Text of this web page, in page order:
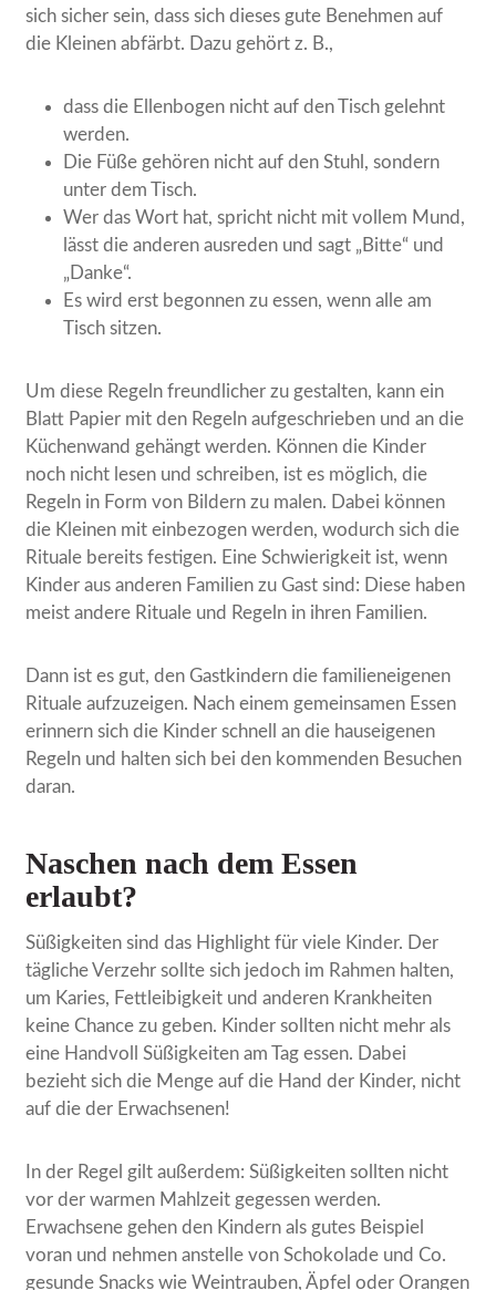
sich sicher sein, dass sich dieses gute Benehmen auf
die Kleinen abfärbt. Dazu gehört z. B.,
dass die Ellenbogen nicht auf den Tisch gelehnt
werden.
Die Füße gehören nicht auf den Stuhl, sondern
unter dem Tisch.
Wer das Wort hat, spricht nicht mit vollem Mund,
lässt die anderen ausreden und sagt „Bitte“ und
„Danke“.
Es wird erst begonnen zu essen, wenn alle am
Tisch sitzen.
Um diese Regeln freundlicher zu gestalten, kann ein
Blatt Papier mit den Regeln aufgeschrieben und an die
Küchenwand gehängt werden. Können die Kinder
noch nicht lesen und schreiben, ist es möglich, die
Regeln in Form von Bildern zu malen. Dabei können
die Kleinen mit einbezogen werden, wodurch sich die
Rituale bereits festigen. Eine Schwierigkeit ist, wenn
Kinder aus anderen Familien zu Gast sind: Diese haben
meist andere Rituale und Regeln in ihren Familien.
Dann ist es gut, den Gastkindern die familieneigenen
Rituale aufzuzeigen. Nach einem gemeinsamen Essen
erinnern sich die Kinder schnell an die hauseigenen
Regeln und halten sich bei den kommenden Besuchen
daran.
Naschen nach dem Essen
erlaubt?
Süßigkeiten sind das Highlight für viele Kinder. Der
tägliche Verzehr sollte sich jedoch im Rahmen halten,
um Karies, Fettleibigkeit und anderen Krankheiten
keine Chance zu geben. Kinder sollten nicht mehr als
eine Handvoll Süßigkeiten am Tag essen. Dabei
bezieht sich die Menge auf die Hand der Kinder, nicht
auf die der Erwachsenen!
In der Regel gilt außerdem: Süßigkeiten sollten nicht
vor der warmen Mahlzeit gegessen werden.
Erwachsene gehen den Kindern als gutes Beispiel
voran und nehmen anstelle von Schokolade und Co.
gesunde Snacks wie Weintrauben, Äpfel oder Orangen